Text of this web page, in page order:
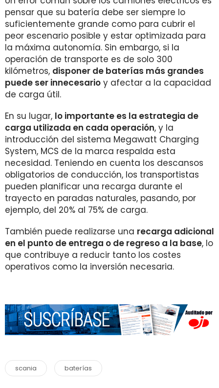
pensar que su batería debe ser siempre lo
suficientemente grande como para cubrir el
peor escenario posible y estar optimizada para
la máxima autonomía. Sin embargo, si la
operación de transporte es de solo 300
kilómetros, disponer de baterías más grandes
puede ser innecesario y afectar a la capacidad
de carga útil.
En su lugar, lo importante es la estrategia de
carga utilizada en cada operación, y la
introducción del sistema Megawatt Charging
System, MCS de la marca respalda esta
necesidad. Teniendo en cuenta los descansos
obligatorios de conducción, los transportistas
pueden planificar una recarga durante el
trayecto en paradas naturales, pasando, por
ejemplo, del 20% al 75% de carga.
También puede realizarse una recarga adicional
en el punto de entrega o de regreso a la base, lo
que contribuye a reducir tanto los costes
operativos como la inversión necesaria.
scania baterías